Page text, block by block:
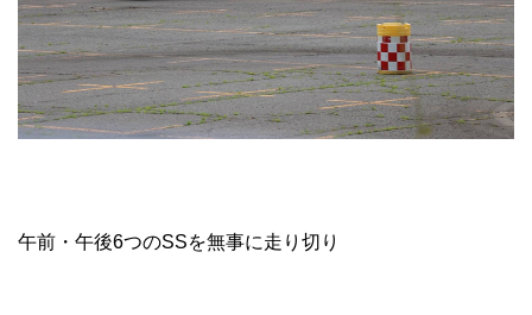
午前・午後6つのSSを無事に走り切り